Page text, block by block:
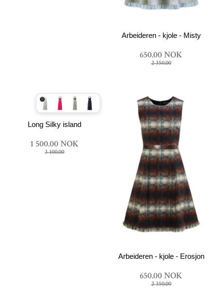
Arbeideren - kjole - Misty
650.00 NOK
2 350.00
Arbeideren - kjole - Erosjon
650.00 NOK
2 350.00
Long Silky island
1 500.00 NOK
3 100.00